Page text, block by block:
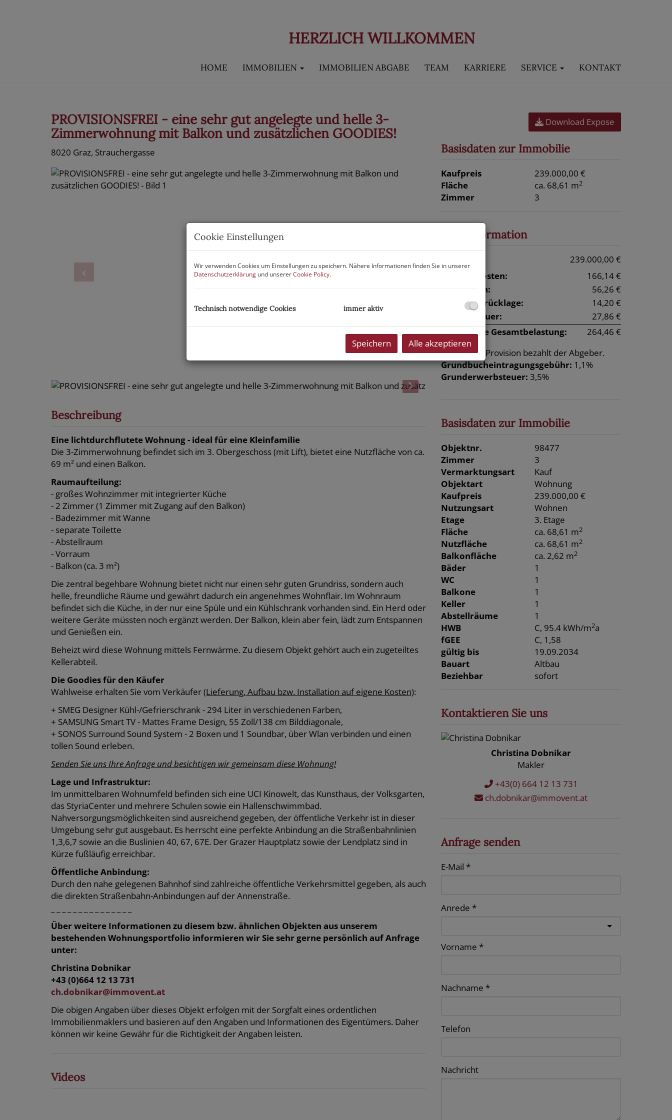
HERZLICH WILLKOMMEN
HOME IMMOBILIEN IMMOBILIEN ABGABE TEAM KARRIERE SERVICE KONTAKT
PROVISIONSFREI - eine sehr gut angelegte und helle 3-
Zimmerwohnung mit Balkon und zusätzlichen GOODIES!
8020 Graz, Strauchergasse
Beschreibung
Eine lichtdurchflutete Wohnung - ideal für eine Kleinfamilie
Die 3-Zimmerwohnung befindet sich im 3. Obergeschoss (mit Lift), bietet eine Nutzfläche von ca.
69 m² und einen Balkon.
Raumaufteilung:
- großes Wohnzimmer mit integrierter Küche
- 2 Zimmer (1 Zimmer mit Zugang auf den Balkon)
- Badezimmer mit Wanne
- separate Toilette
- Abstellraum
- Vorraum
- Balkon (ca. 3 m²)
Die zentral begehbare Wohnung bietet nicht nur einen sehr guten Grundriss, sondern auch
helle, freundliche Räume und gewährt dadurch ein angenehmes Wohnflair. Im Wohnraum
befindet sich die Küche, in der nur eine Spüle und ein Kühlschrank vorhanden sind. Ein Herd oder
weitere Geräte müssten noch ergänzt werden. Der Balkon, klein aber fein, lädt zum Entspannen
und Genießen ein.
Beheizt wird diese Wohnung mittels Fernwärme. Zu diesem Objekt gehört auch ein zugeteiltes
Kellerabteil.
Die Goodies für den Käufer
Wahlweise erhalten Sie vom Verkäufer(Lieferung, Aufbau bzw. Installation auf eigene Kosten):
+ SMEG Designer Kühl-/Gefrierschrank - 294 Liter in verschiedenen Farben,
+ SAMSUNG Smart TV - Mattes Frame Design, 55 Zoll/138 cm Bilddiagonale,
+ SONOS Surround Sound System - 2 Boxen und 1 Soundbar, über Wlan verbinden und einen
tollen Sound erleben.
Senden Sie uns Ihre Anfrage und besichtigen wir gemeinsam diese Wohnung!
Lage und Infrastruktur:
Im unmittelbaren Wohnumfeld befinden sich eine UCI Kinowelt, das Kunsthaus, der Volksgarten,
das StyriaCenter und mehrere Schulen sowie ein Hallenschwimmbad.
Nahversorgungsmöglichkeiten sind ausreichend gegeben, der öffentliche Verkehr ist in dieser
Umgebung sehr gut ausgebaut. Es herrscht eine perfekte Anbindung an die Straßenbahnlinien
1,3,6,7 sowie an die Buslinien 40, 67, 67E. Der Grazer Hauptplatz sowie der Lendplatz sind in
Kürze fußläufig erreichbar.
Öffentliche Anbindung:
Durch den nahe gelegenen Bahnhof sind zahlreiche öffentliche Verkehrsmittel gegeben, als auch
die direkten Straßenbahn-Anbindungen auf der Annenstraße.
Über weitere Informationen zu diesem bzw. ähnlichen Objekten aus unserem
bestehenden Wohnungsportfolio informieren wir Sie sehr gerne persönlich auf Anfrage
unter:
Christina Dobnikar
+43 (0)664 12 13 731
ch.dobnikar@immovent.at
Die obigen Angaben über dieses Objekt erfolgen mit der Sorgfalt eines ordentlichen
Immobilienmaklers und basieren auf den Angaben und Informationen des Eigentümers. Daher
können wir keine Gewähr für die Richtigkeit der Angaben leisten.
Videos
Download Expose
Basisdaten zur Immobilie
Kaufpreis
239.000,00 €
Fläche
ca. 68,61 m2
Zimmer 3
Preisinformation
239.000,00 €
Betriebskosten:
166,14 €
Heizkosten:
56,26 €
Reparaturrücklage:
14,20 €
Umsatzsteuer:
27,86 €
monatliche Gesamtbelastung:
264,46 €
Provision:
Provision bezahlt der Abgeber.
Grundbucheintragungsgebühr: 1,1%
Grunderwerbsteuer: 3,5%
Basisdaten zur Immobilie
Objektnr.
98477
Zimmer
3
Vermarktungsart
Kauf
Objektart
Wohnung
Kaufpreis
239.000,00 €
Nutzungsart
Wohnen
Etage
3. Etage
Fläche
ca. 68,61 m2
Nutzfläche ca. 68,61 m2
Balkonfläche ca. 2,62 m2
Bäder
1
WC
1
Balkone
1
Keller
1
Abstellräume
1
HWB
C, 95.4 kWh/m2a
fGEE
C, 1,58
gültig bis
19.09.2034
Bauart
Altbau
Beziehbar
sofort
Kontaktieren Sie uns
Christina Dobnikar
Makler
+43(0) 664 12 13 731
ch.dobnikar@immovent.at
Anfrage senden
E-Mail
Anrede
Vorname
Nachname
Telefon
Nachricht
Cookie Einstellungen
Wir verwenden Cookies um Einstellungen zu speichern. Nähere Informationen finden Sie in unserer
Datenschutzerklärung und unsererCookie Policy.
Technisch notwendige Cookies immer aktiv
Speichern Alle akzeptieren